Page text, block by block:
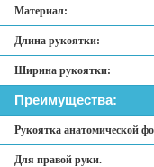
Материал:
Длина рукоятки:
Ширина рукоятки:
Преимущества:
Рукоятка анатомической
Для правой руки.